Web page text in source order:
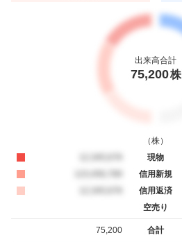
出来高合計
75,200株
（株）
現物
信用新規
信用返済
空売り
合計
75,200